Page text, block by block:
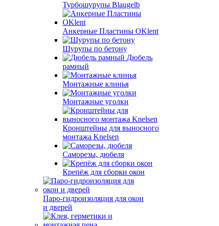
Турбошурупы Blaugelb
Анкерные Пластины OKlent
Шурупы по бетону
Дюбель
рамный
Монтажные клинья
Монтажные уголки
Кронштейны для выносного
монтажа Knelsen
Саморезы, дюбеля
Крепёж для сборки окон
Паро-гидроизоляция для окон
и дверей